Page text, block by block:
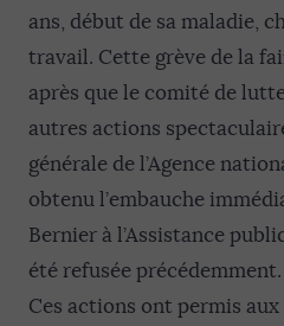
ans, début de sa maladie,
travail. Cette grève de la
après que le comité de
autres actions
générale de l’Agence
obtenu l’embauche
Bernier à l’Assistance
été refusée précédemment.
Ces actions ont permis aux